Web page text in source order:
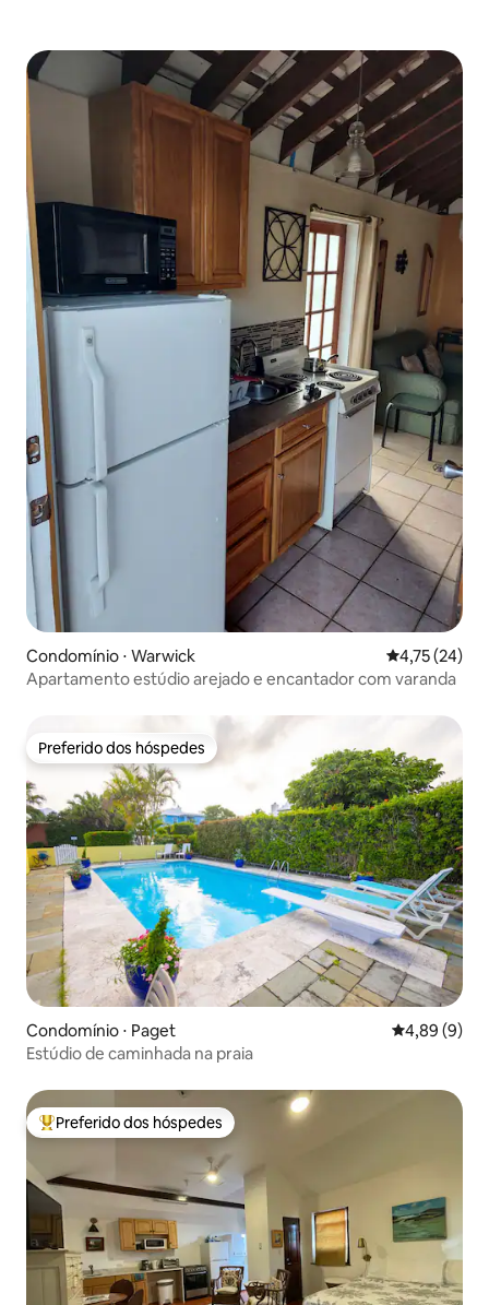
Condomínio ⋅ Warwick 4,75 de uma
4,75 (24)
Apartamento estúdio arejado e encantador com varanda
Preferido dos hóspedes
Preferido dos hóspedes
Condomínio ⋅ Paget 4,89 de uma
4,89 (9)
Estúdio de caminhada na praia
Entre os melhores preferidos dos hóspedes
Preferido dos hóspedes